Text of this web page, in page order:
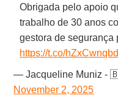
Obrigada pelo apoio
trabalho de 30 anos
gestora de segurança
https://t.co/
— Jacqueline Muniz -
November 2, 2025